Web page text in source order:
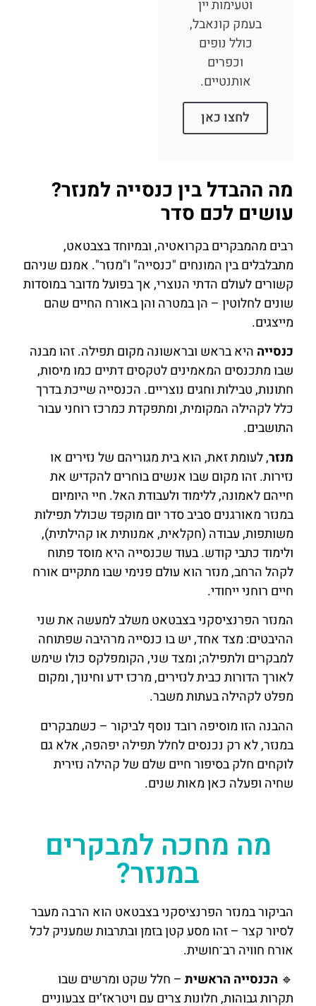
וטעימות יין
בעמק קונאבל,
כולל נופים
וכפרים
אותנטיים.
לחצו כאן
מה ההבדל בין כנסייה למנזר?
עושים לכם סדר
רבים מהמבקרים בקרואטיה, ובמיוחד בצבטאט,
מתבלבלים בין המונחים "כנסייה" ו"מנזר". אמנם שניהם
קשורים לעולם הדתי הנוצרי, אך בפועל מדובר במוסדות
שונים לחלוטין – הן במטרה והן באורח החיים שהם
מייצגים.
כנסייה היא בראש ובראשונה מקום תפילה. זהו מבנה
שבו מתכנסים המאמינים לטקסים דתיים כמו מיסות,
חתונות, טבילות וחגים נוצריים. הכנסייה שייכת בדרך
כלל לקהילה המקומית, ומתפקדת כמרכז רוחני עבור
התושבים.
מנזר, לעומת זאת, הוא בית מגוריהם של נזירים או
נזירות. זהו מקום שבו אנשים בוחרים להקדיש את
חייהם לאמונה, ללימוד ולעבודת האל. חיי היומיום
במנזר מאורגנים סביב סדר יום מוקפד שכולל תפילות
משותפות, עבודה (חקלאית, אמנותית או קהילתית),
ולימוד כתבי קודש. בעוד שכנסייה היא מוסד פתוח
לקהל הרחב, מנזר הוא עולם פנימי שבו מתקיים אורח
חיים רוחני ייחודי.
המנזר הפרנציסקני בצבטאט משלב למעשה את שני
ההיבטים: מצד אחד, יש בו כנסייה מרהיבה שפתוחה
למבקרים ולתפילה; ומצד שני, הקומפלקס כולו שימש
לאורך הדורות כבית לנזירים, מרכז ידע וחינוך, ומקום
מפלט לקהילה בעתות משבר.
ההבנה הזו מוסיפה רובד נוסף לביקור – כשמבקרים
במנזר, לא רק נכנסים לחלל תפילה יפהפה, אלא גם
לוקחים חלק בסיפור חיים שלם של קהילה נזירית
שחיה ופעלה כאן מאות שנים.
מה מחכה למבקרים
במנזר?
הביקור במנזר הפרנציסקני בצבטאט הוא הרבה מעבר
לסיור קצר – זהו מסע קטן בזמן ובתרבות שמעניק לכל
אורח חוויה רב־חושית.
🔹 הכנסייה הראשית – חלל שקט ומרשים שבו
תקרות גבוהות, חלונות צרים עם ויטראז’ים צבעוניים